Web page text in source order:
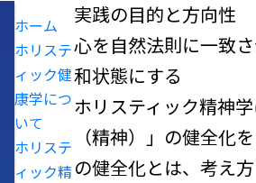
ホーム
ホリステ
ィック健
康学につ
いて
ホリステ
ィック精
実践の目的と方向性
心を自然法則に一致
和状態にする
ホリスティック精神
（精神）」の健全化
の健全化とは、考え